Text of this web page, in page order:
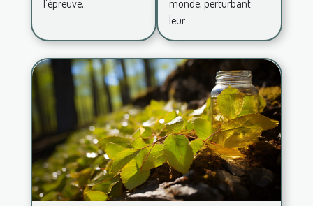
apaisant
l'épreuve,...
monde, perturbant
leur...